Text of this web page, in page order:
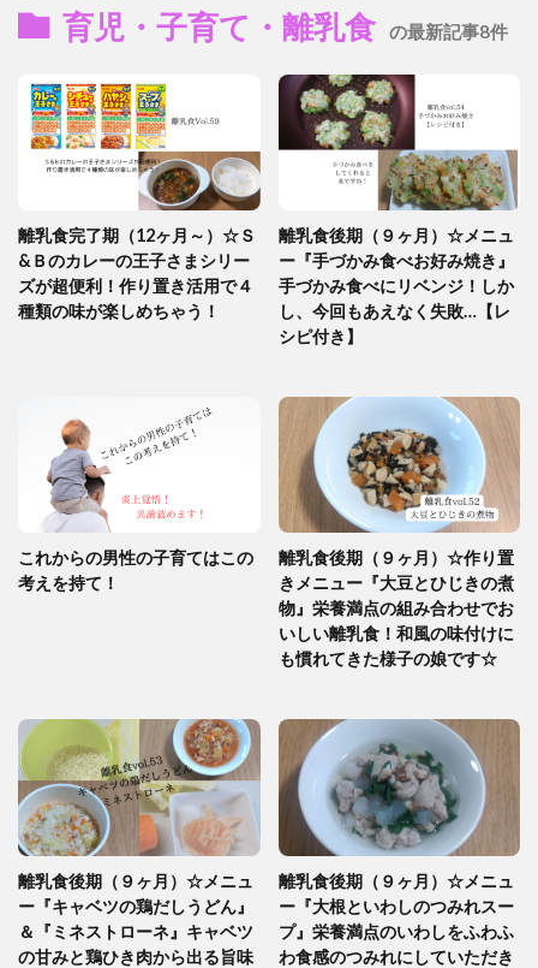
育児・子育て・離乳食 の最新記事8件
離乳食完了期（12ヶ月～）☆Ｓ
&Ｂのカレーの王子さまシリー
ズが超便利！作り置き活用で４
種類の味が楽しめちゃう！
離乳食後期（９ヶ月）☆メニュ
ー『大根といわしのつみれスー
プ』栄養満点のいわしをふわふ
わ食感のつみれにしていただき
離乳食後期（９ヶ月）☆メニュ
ー『手づかみ食べお好み焼き』
手づかみ食べにリベンジ！しか
し、今回もあえなく失敗…【レ
シピ付き】
離乳食後期（９ヶ月）☆メニュ
ー『キャベツの鶏だしうどん』
＆『ミネストローネ』キャベツ
の甘みと鶏ひき肉から出る旨味
これからの男性の子育てはこの
考えを持て！
離乳食後期（９ヶ月）☆作り置
きメニュー『大豆とひじきの煮
物』栄養満点の組み合わせでお
いしい離乳食！和風の味付けに
も慣れてきた様子の娘です☆